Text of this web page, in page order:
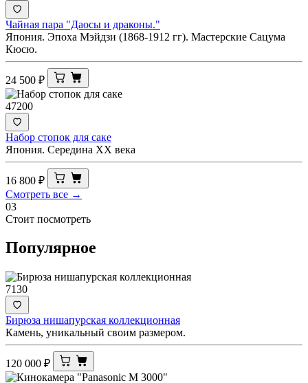
Чайная пара "Даосы и драконы."
Япония. Эпоха Мэйдзи (1868-1912 гг). Мастерские Сацума
Кюсю.
24 500 ₽
47200
Набор стопок для саке
Япония. Середина ХХ века
16 800 ₽
Смотреть все →
03
Стоит посмотреть
Популярное
7130
Бирюза нишапурская коллекционная
Камень, уникальный своим размером.
120 000 ₽